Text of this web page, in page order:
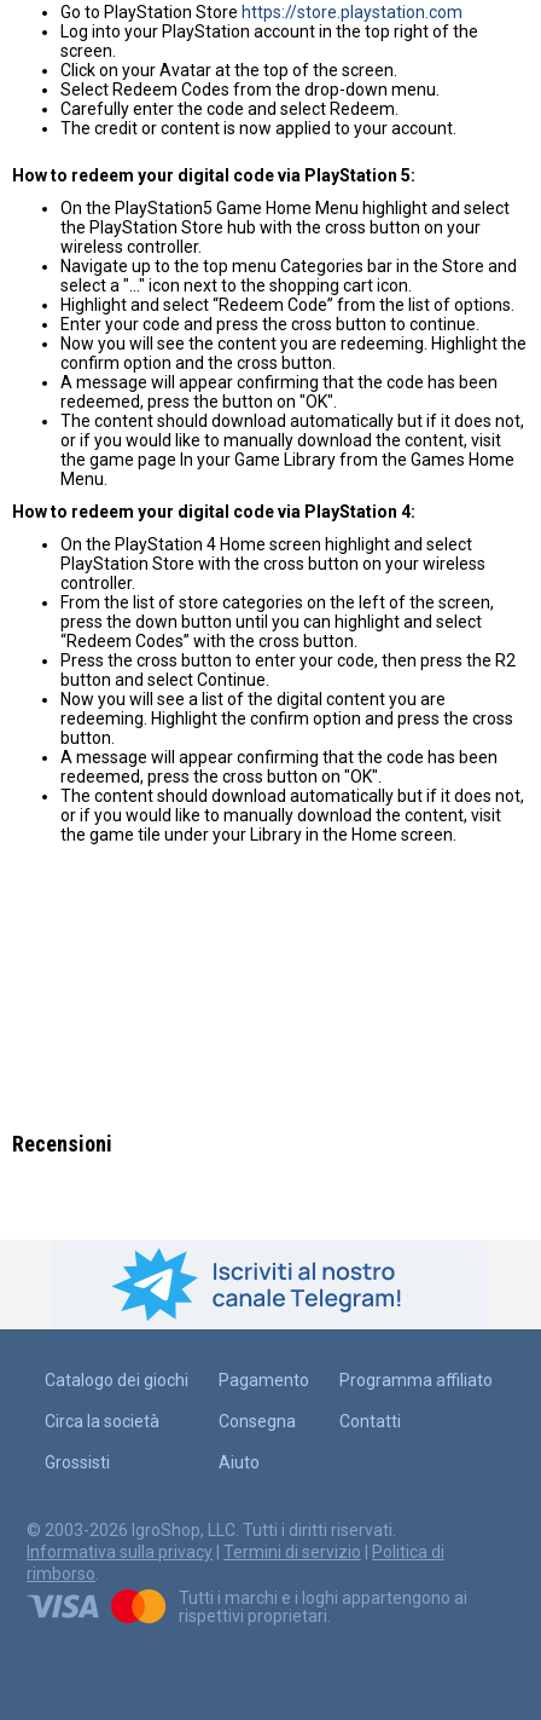
Go to PlayStation Store https://store.playstation.com
Log into your PlayStation account in the top right of the
screen.
Click on your Avatar at the top of the screen.
Select Redeem Codes from the drop-down menu.
Carefully enter the code and select Redeem.
The credit or content is now applied to your account.
How to redeem your digital code via PlayStation 5:
On the PlayStation5 Game Home Menu highlight and select
the PlayStation Store hub with the cross button on your
wireless controller.
Navigate up to the top menu Categories bar in the Store and
select a "..." icon next to the shopping cart icon.
Highlight and select “Redeem Code” from the list of options.
Enter your code and press the cross button to continue.
Now you will see the content you are redeeming. Highlight the
confirm option and the cross button.
A message will appear confirming that the code has been
redeemed, press the button on "OK".
The content should download automatically but if it does not,
or if you would like to manually download the content, visit
the game page In your Game Library from the Games Home
Menu.
How to redeem your digital code via PlayStation 4:
On the PlayStation 4 Home screen highlight and select
PlayStation Store with the cross button on your wireless
controller.
From the list of store categories on the left of the screen,
press the down button until you can highlight and select
“Redeem Codes” with the cross button.
Press the cross button to enter your code, then press the R2
button and select Continue.
Now you will see a list of the digital content you are
redeeming. Highlight the confirm option and press the cross
button.
A message will appear confirming that the code has been
redeemed, press the cross button on "OK".
The content should download automatically but if it does not,
or if you would like to manually download the content, visit
the game tile under your Library in the Home screen.
Recensioni
Catalogo dei giochi
Circa la società
Grossisti
Pagamento
Consegna
Aiuto
Programma affiliato
Contatti
© 2003-2026 IgroShop, LLC. Tutti i diritti riservati.
Informativa sulla privacy
Termini di servizio
Politica di
rimborso.
Tutti i marchi e i loghi appartengono ai
rispettivi proprietari.